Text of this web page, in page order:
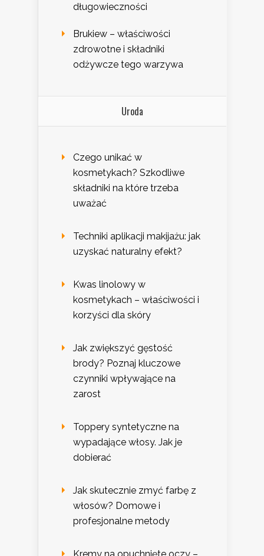
długowieczności
Brukiew – właściwości
zdrowotne i składniki
odżywcze tego warzywa
Uroda
Czego unikać w
kosmetykach? Szkodliwe
składniki na które trzeba
uważać
Techniki aplikacji makijażu: jak
uzyskać naturalny efekt?
Kwas linolowy w
kosmetykach – właściwości i
korzyści dla skóry
Jak zwiększyć gęstość
brody? Poznaj kluczowe
czynniki wpływające na
zarost
Toppery syntetyczne na
wypadające włosy. Jak je
dobierać
Jak skutecznie zmyć farbę z
włosów? Domowe i
profesjonalne metody